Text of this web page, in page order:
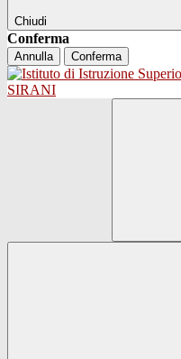
Chiudi
Conferma
Annulla Conferma